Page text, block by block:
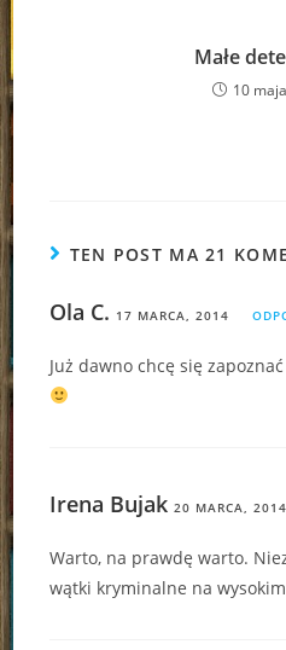
Małe
10
TEN POST MA 21
Ola C. 17 MARCA, 2014
Już dawno chcę się
Irena Bujak 20 MARCA, 2014
Warto, na prawdę warto.
wątki kryminalne na